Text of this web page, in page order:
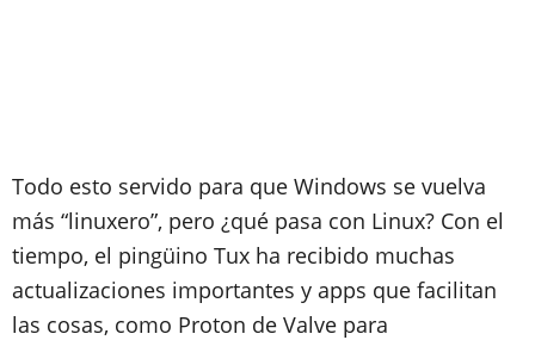
Todo esto servido para que Windows se vuelva
más “linuxero”, pero ¿qué pasa con Linux? Con el
tiempo, el pingüino Tux ha recibido muchas
actualizaciones importantes y apps que facilitan
las cosas, como Proton de Valve para